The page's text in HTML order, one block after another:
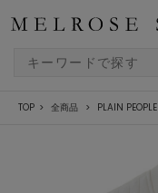
TOP 全商品 PLAIN PEOPLE